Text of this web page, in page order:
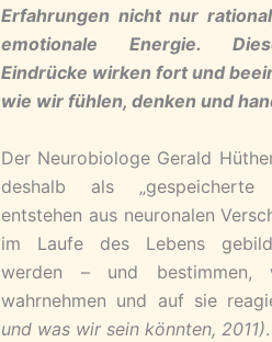
Erfahrungen nicht nur
emotionale Energie.
Eindrücke wirken fort und
wie wir fühlen, denken und
Der Neurobiologe Gerald
deshalb als „gespeicherte
entstehen aus neuronalen
im Laufe des Lebens
werden – und
wahrnehmen und auf sie
und was wir sein könnten, 2011).